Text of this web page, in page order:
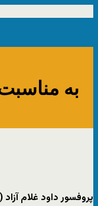
به
پروفسور داود غلام آزاد